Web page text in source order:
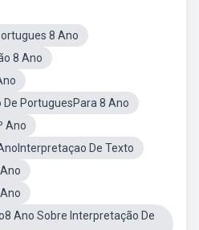
8 Ano
8 Ano
PortuguesPara 8 Ano
Ano
De Texto
Ano Sobre Interpretação De